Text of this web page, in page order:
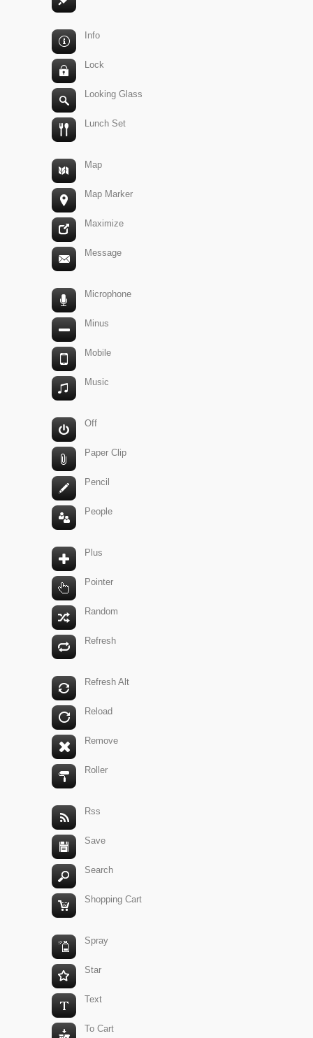
Info
Lock
Looking Glass
Lunch Set
Map
Map Marker
Maximize
Message
Microphone
Minus
Mobile
Music
Off
Paper Clip
Pencil
People
Plus
Pointer
Random
Refresh
Refresh Alt
Reload
Remove
Roller
Rss
Save
Search
Shopping Cart
Spray
Star
Text
To Cart